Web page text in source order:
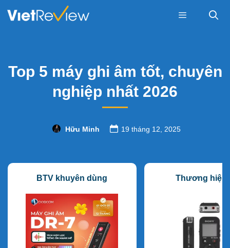
Top 5 máy ghi âm tốt, chuyên
nghiệp nhất 2026
Hữu Minh 19 tháng 12, 2025
BTV khuyên dùng Thương hiệu